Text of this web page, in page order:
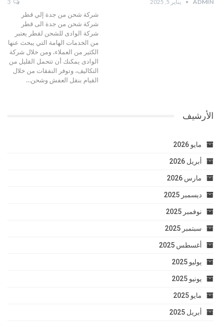
ADMIN يناير 5, 2025
شركة شحن من جدة إلي قطر
شركة شحن من جدة الى قطر
شركة الوادى للشحن لقطر يعتبر
من الخدمات الهامة التي يبحث عنها
الكثير من العملاء، ومن خلال شركة
الوادى يمكنك أن تتحمل القليل من
التكاليف، وتوفر النفقات من خلال
القيام بنقل العفش وشحن…
الأرشيف
مايو 2026
أبريل 2026
مارس 2026
ديسمبر 2025
نوفمبر 2025
سبتمبر 2025
أغسطس 2025
يوليو 2025
يونيو 2025
مايو 2025
أبريل 2025